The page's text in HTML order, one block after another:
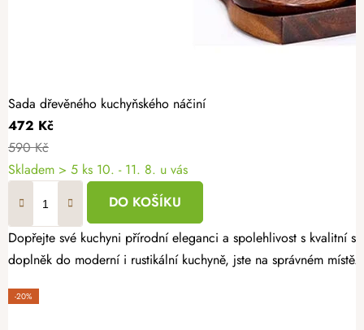
Sada dřevěného kuchyňského náčiní
472 Kč
590 Kč
Skladem > 5 ks 10. - 11. 8. u vás
DO KOŠÍKU
Dopřejte své kuchyni přírodní eleganci a spolehlivost s kvalitní
doplněk do moderní i rustikální kuchyně, jste na správném místě.
-20%